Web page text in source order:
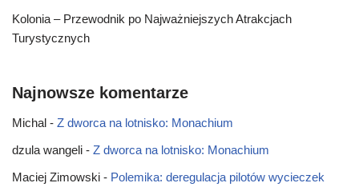
Kolonia – Przewodnik po Najważniejszych Atrakcjach
Turystycznych
Najnowsze komentarze
Michal - Z dworca na lotnisko: Monachium
dzula wangeli - Z dworca na lotnisko: Monachium
Maciej Zimowski - Polemika: deregulacja pilotów wycieczek